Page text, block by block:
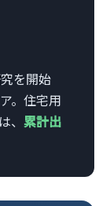
を開始
。住宅用
、 累計出